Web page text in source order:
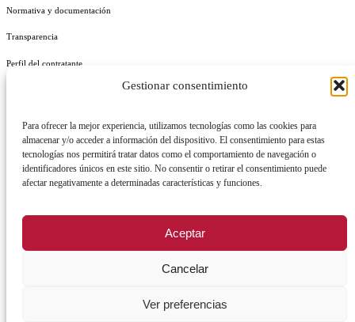
Gestionar consentimiento
Para ofrecer la mejor experiencia, utilizamos tecnologías como las cookies para
almacenar y/o acceder a información del dispositivo. El consentimiento para estas
tecnologías nos permitirá tratar datos como el comportamiento de navegación o
identificadores únicos en este sitio. No consentir o retirar el consentimiento puede
afectar negativamente a determinadas características y funciones.
Aceptar
Cancelar
Ver preferencias
Normativa y documentación
Transparencia
Perfil del contratante
REGISTRO DE ACTIVIDADES DE TRATAMIENTO